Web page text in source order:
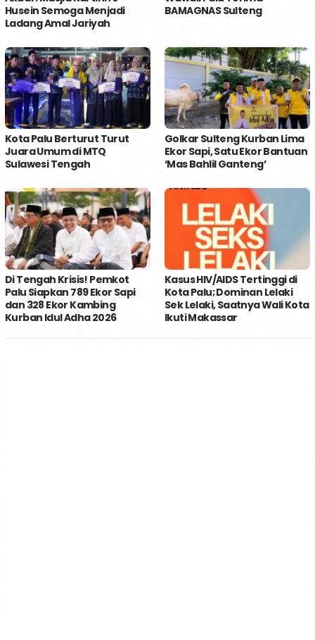
Husein Semoga Menjadi
Ladang Amal Jariyah
BAMAGNAS Sulteng
Kota Palu Berturut Turut
Juara Umum di MTQ
Sulawesi Tengah
Golkar Sulteng Kurban Lima
Ekor Sapi, Satu Ekor Bantuan
‘Mas Bahlil Ganteng’
Di Tengah Krisis! Pemkot
Palu Siapkan 789 Ekor Sapi
dan 328 Ekor Kambing
Kurban Idul Adha 2026
Kasus HIV/AIDS Tertinggi di
Kota Palu; Dominan Lelaki
Sek Lelaki, Saatnya Wali Kota
Ikuti Makassar